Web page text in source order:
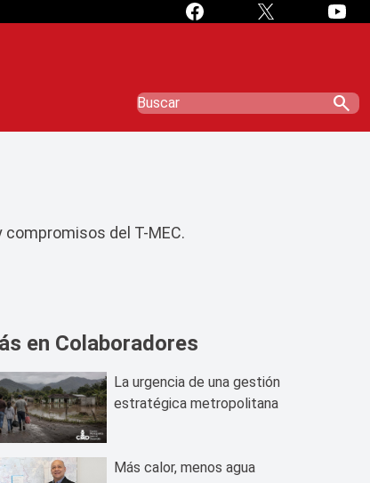
search
del T-MEC.
en Colaboradores
La urgencia de una gestión
estratégica metropolitana
Más calor, menos agua